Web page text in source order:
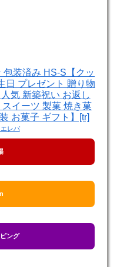
装済み HS-S【クッ
日 プレゼント 贈り物
気 新築祝い お返し
イーツ 製菓 焼き菓
お菓子 ギフト】[tr]
エレバ
ング